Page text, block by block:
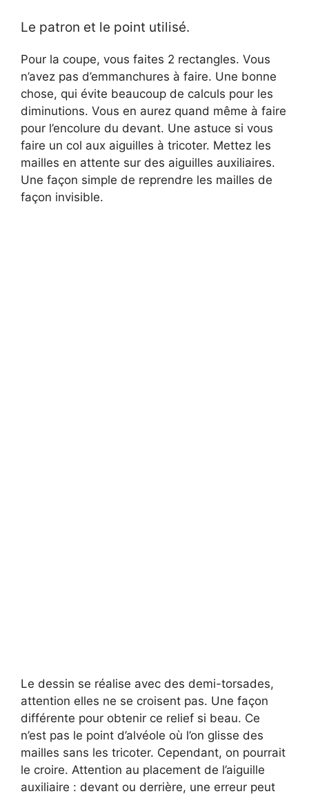
o
Le patron et le point utilisé.
Pour la coupe, vous faites 2 rectangles. Vous
n’avez pas d’emmanchures à faire. Une bonne
chose, qui évite beaucoup de calculs pour les
diminutions. Vous en aurez quand même à faire
pour l’encolure du devant. Une astuce si vous
faire un col aux aiguilles à tricoter. Mettez les
mailles en attente sur des aiguilles auxiliaires.
Une façon simple de reprendre les mailles de
façon invisible.
Le dessin se réalise avec des demi-torsades,
attention elles ne se croisent pas. Une façon
différente pour obtenir ce relief si beau. Ce
n’est pas le point d’alvéole où l’on glisse des
mailles sans les tricoter. Cependant, on pourrait
le croire. Attention au placement de l’aiguille
auxiliaire : devant ou derrière, une erreur peut